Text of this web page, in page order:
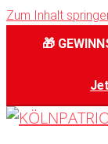
Zum Inhalt
🎁